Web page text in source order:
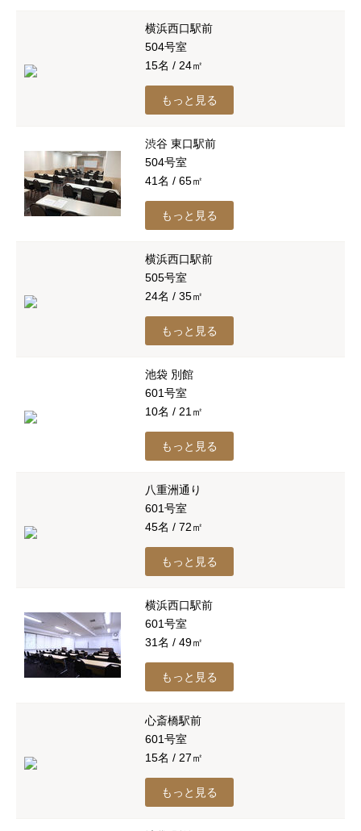
横浜西口駅前
504号室
15名 / 24㎡
もっと見る
渋谷 東口駅前
504号室
41名 / 65㎡
もっと見る
横浜西口駅前
505号室
24名 / 35㎡
もっと見る
池袋 別館
601号室
10名 / 21㎡
もっと見る
八重洲通り
601号室
45名 / 72㎡
もっと見る
横浜西口駅前
601号室
31名 / 49㎡
もっと見る
心斎橋駅前
601号室
15名 / 27㎡
もっと見る